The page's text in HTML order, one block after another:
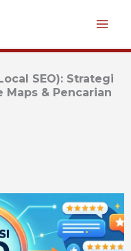
SEO): Strategi
& Pencarian